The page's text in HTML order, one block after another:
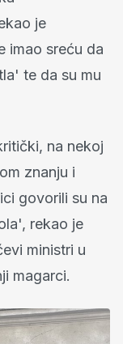
je
imao sreću da
te da su mu
na nekoj
znanju i
govorili su na
rekao je
ministri u
magarci.